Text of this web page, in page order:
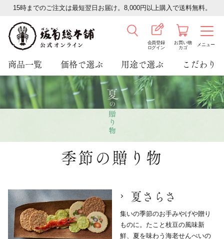
15時までのご注文は最短翌日お届け。8,000円以上購入で送料無料。
会員登録
ログイン
お買い物
カゴ
メニュー
商品一覧 価格で選ぶ 用途で選ぶ こだわり
季節の贈り物
夏さらさ
集いの季節のお手みやげや贈り
ものに。 たこと枝豆の風味新
鮮、夏を味わう海老せんべいの